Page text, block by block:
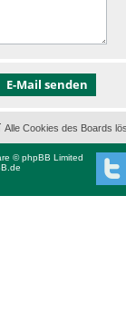
Alle Cookies des Boards
© phpBB Limited